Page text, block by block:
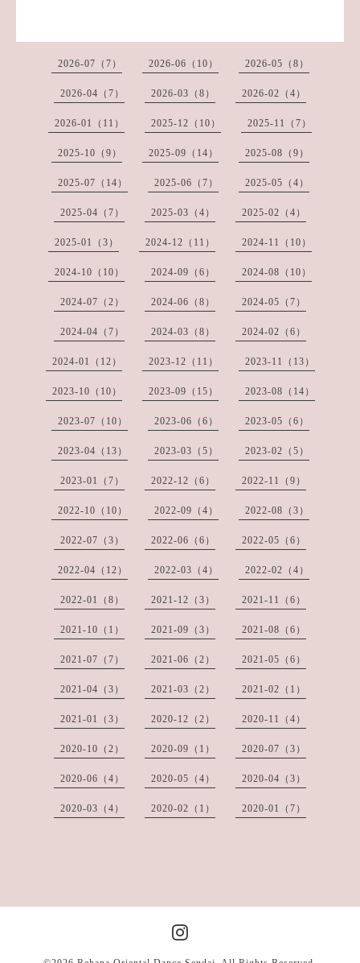
2026-07（7） 2026-06（10） 2026-05（8）
2026-04（7） 2026-03（8） 2026-02（4）
2026-01（11） 2025-12（10） 2025-11（7）
2025-10（9） 2025-09（14） 2025-08（9）
2025-07（14） 2025-06（7） 2025-05（4）
2025-04（7） 2025-03（4） 2025-02（4）
2025-01（3） 2024-12（11） 2024-11（10）
2024-10（10） 2024-09（6） 2024-08（10）
2024-07（2） 2024-06（8） 2024-05（7）
2024-04（7） 2024-03（8） 2024-02（6）
2024-01（12） 2023-12（11） 2023-11（13）
2023-10（10） 2023-09（15） 2023-08（14）
2023-07（10） 2023-06（6） 2023-05（6）
2023-04（13） 2023-03（5） 2023-02（5）
2023-01（7） 2022-12（6） 2022-11（9）
2022-10（10） 2022-09（4） 2022-08（3）
2022-07（3） 2022-06（6） 2022-05（6）
2022-04（12） 2022-03（4） 2022-02（4）
2022-01（8） 2021-12（3） 2021-11（6）
2021-10（1） 2021-09（3） 2021-08（6）
2021-07（7） 2021-06（2） 2021-05（6）
2021-04（3） 2021-03（2） 2021-02（1）
2021-01（3） 2020-12（2） 2020-11（4）
2020-10（2） 2020-09（1） 2020-07（3）
2020-06（4） 2020-05（4） 2020-04（3）
2020-03（4） 2020-02（1） 2020-01（7）